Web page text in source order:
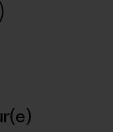
Link